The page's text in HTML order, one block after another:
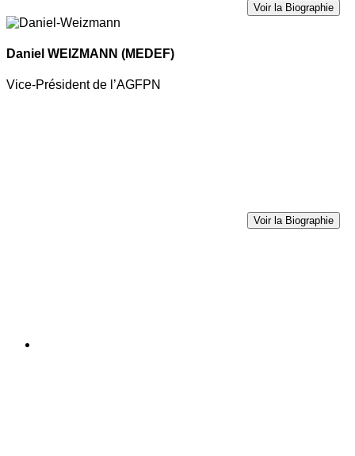
Voir la Biographie
Daniel WEIZMANN (MEDEF)
Vice-Président de l’AGFPN
Voir la Biographie